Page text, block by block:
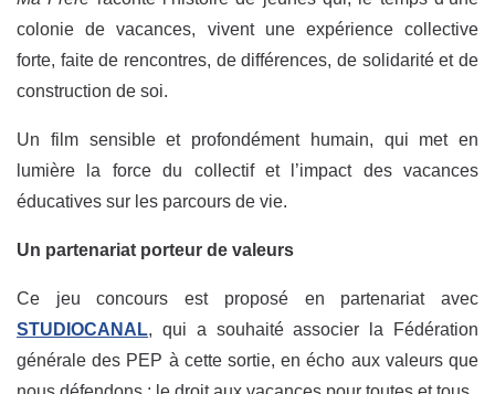
colonie de vacances, vivent une expérience collective
forte, faite de rencontres, de différences, de solidarité et de
construction de soi.
Un film sensible et profondément humain, qui met en
lumière la force du collectif et l’impact des vacances
éducatives sur les parcours de vie.
Un partenariat porteur de valeurs
Ce jeu concours est proposé en partenariat avec
STUDIOCANAL, qui a souhaité associer la Fédération
générale des PEP à cette sortie, en écho aux valeurs que